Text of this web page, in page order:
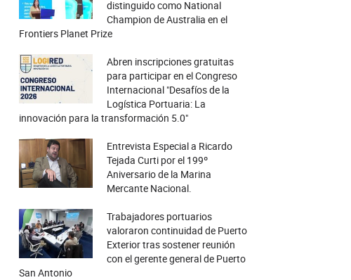
distinguido como National
Champion de Australia en el
Frontiers Planet Prize
Abren inscripciones gratuitas
para participar en el Congreso
Internacional "Desafíos de la
Logística Portuaria: La
innovación para la transformación 5.0"
Entrevista Especial a Ricardo
Tejada Curti por el 199º
Aniversario de la Marina
Mercante Nacional.
Trabajadores portuarios
valoraron continuidad de Puerto
Exterior tras sostener reunión
con el gerente general de Puerto
San Antonio